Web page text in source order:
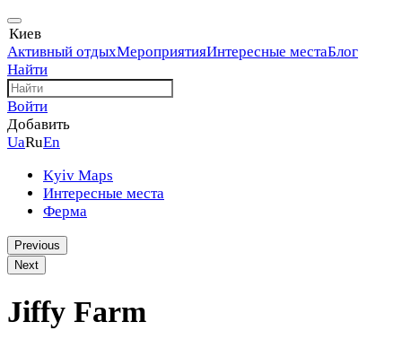
Киев
Активный отдыхМероприятияИнтересные местаБлог
Найти
Войти
Добавить
UaRuEn
Kyiv Maps
Интересные места
Ферма
Previous
Next
Jiffy Farm